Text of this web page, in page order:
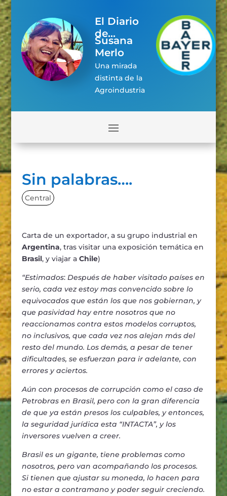
El Diario
de...
Susana
Merlo
Una mirada
distinta de la
Agroindustria
Sin palabras….
Central
Carta de un exportador, a su grupo industrial en
Argentina, tras visitar una exposición temática en
Brasil, y viajar a Chile)
“Estimados: Después de haber visitado países en
serio, cada vez estoy mas convencido sobre lo
equivocados que están los que nos gobiernan, y
que pasividad hay entre nosotros que no
reaccionamos contra estos modelos corruptos,
no inclusivos, que cada vez nos alejan más del
resto del mundo. Los demás, a pesar de tener
dificultades, se esfuerzan para ir adelante, con
errores y aciertos.
Aún con procesos de corrupción como el caso de
Petrobras en Brasil, pero con la gran diferencia
de que ya están presos los culpables, y entonces,
la seguridad jurídica esta “INTACTA”, y los
inversores vuelven a creer.
Brasil es un gigante, tiene problemas como
nosotros, pero van acompañando los procesos.
Si tienen que ajustar su moneda, lo hacen para
no estar a contramano y poder seguir creciendo.